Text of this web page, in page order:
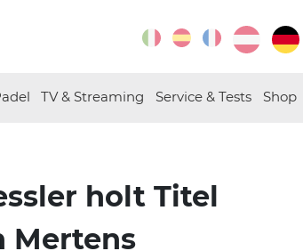
TV & Streaming Service & Tests Shop
holt Titel
Mertens